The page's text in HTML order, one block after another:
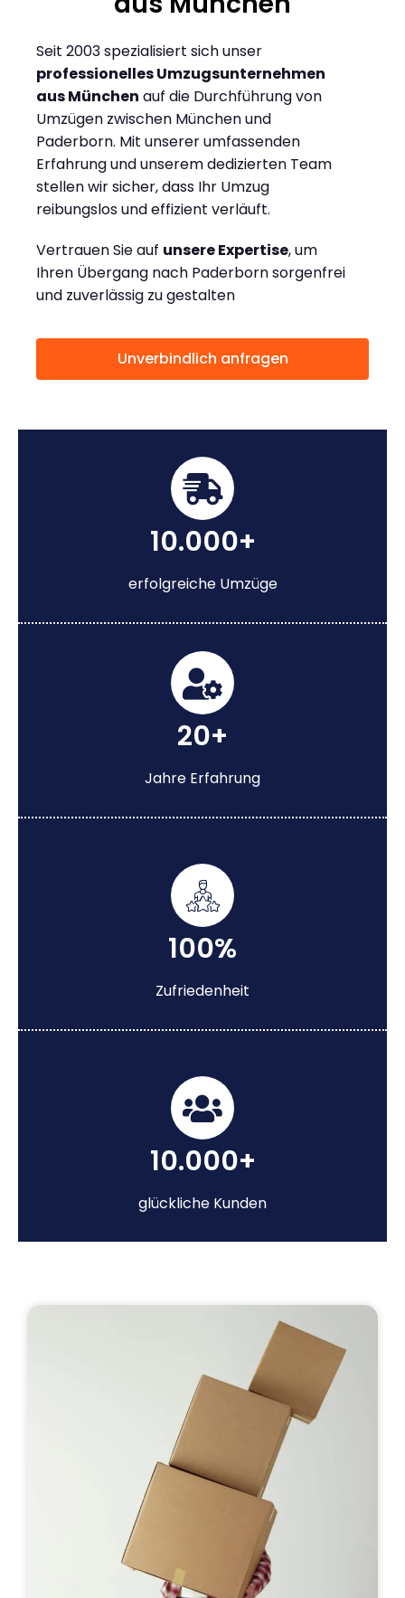
Seit 2003 spezialisiert sich unser
professionelles Umzugsunternehmen
aus München auf die Durchführung von
Umzügen zwischen München und
Paderborn. Mit unserer umfassenden
Erfahrung und unserem dedizierten Team
stellen wir sicher, dass Ihr Umzug
reibungslos und effizient verläuft.
Vertrauen Sie auf unsere Expertise, um
Ihren Übergang nach Paderborn sorgenfrei
und zuverlässig zu gestalten
Unverbindlich anfragen
10.000+
erfolgreiche Umzüge
20+
Jahre Erfahrung
100%
Zufriedenheit
10.000+
glückliche Kunden